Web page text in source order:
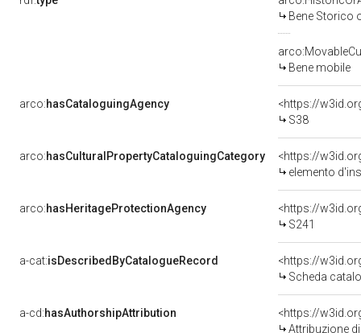
Bene Storico
Bene mobile
arco:hasCataloguingAgency
<https://
S38
arco:hasCulturalPropertyCataloguingCategory
<https://
elemento
arco:hasHeritageProtectionAgency
<https://
S241
a-cat:isDescribedByCatalogueRecord
<https://
Scheda
a-cd:hasAuthorshipAttribution
Attribuzione